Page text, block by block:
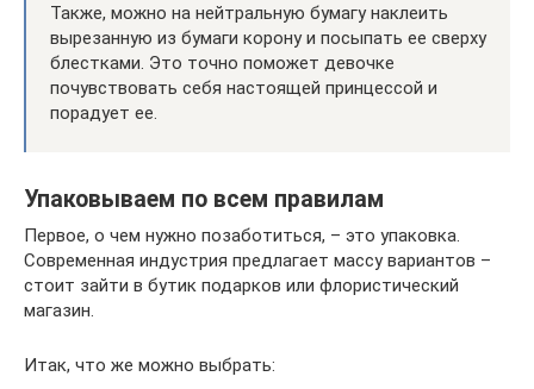
Также, можно на нейтральную бумагу наклеить
вырезанную из бумаги корону и посыпать ее сверху
блестками. Это точно поможет девочке
почувствовать себя настоящей принцессой и
порадует ее.
Упаковываем по всем правилам
Первое, о чем нужно позаботиться, – это упаковка.
Современная индустрия предлагает массу вариантов –
стоит зайти в бутик подарков или флористический
магазин.
Итак, что же можно выбрать: